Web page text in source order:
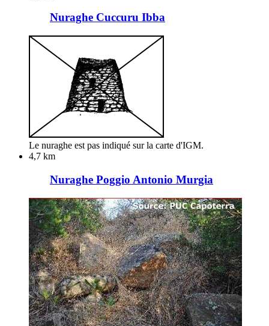
Nuraghe Cuccuru Ibba
Le nuraghe est pas indiqué sur la carte d'IGM.
4,7 km
Nuraghe Poggio Antonio Murgia